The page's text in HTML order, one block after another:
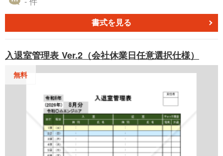
２つのグラフを出す事により売上のイメージがしやすくな
ります。
書式を見る
入退室管理表 Ver.2（会社休業日任意選択仕様）
無料